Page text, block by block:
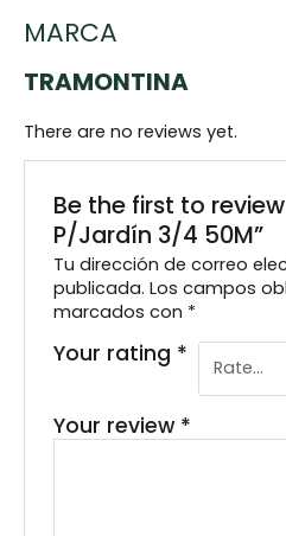
MARCA
TRAMONTINA
There are no reviews yet.
Be the first to
P/Jardín 3/4 50M”
Tu dirección de correo
publicada. Los campos
marcados con *
Your rating *
Your review *